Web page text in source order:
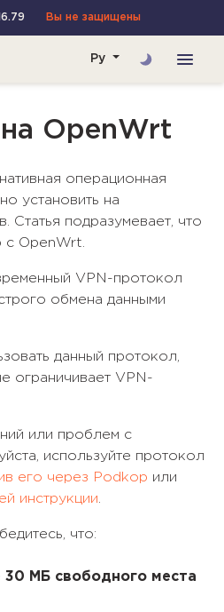
Вы не защищены
Ру
OpenWrt
операционная
установить на
Статья подразумевает, что
с OpenWrt.
VPN-протокол
обмена данными
данный протокол,
ограничивает VPN-
или проблем с
используйте протокол
его через Podkop или
инструкции.
что:
30 МБ свободного места